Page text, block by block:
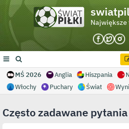
Największe
MŚ 2026 Anglia Hiszpania
Włochy
Puchary Świat
Często zadawane pytania